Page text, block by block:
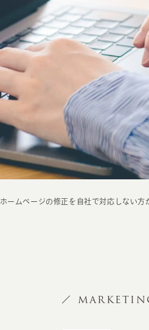
ホームページの修正を自社で対応しない方